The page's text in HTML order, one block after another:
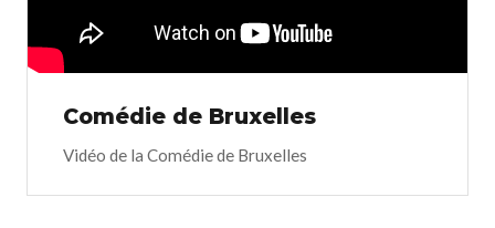
Comédie de Bruxelles
Vidéo de la Comédie de Bruxelles